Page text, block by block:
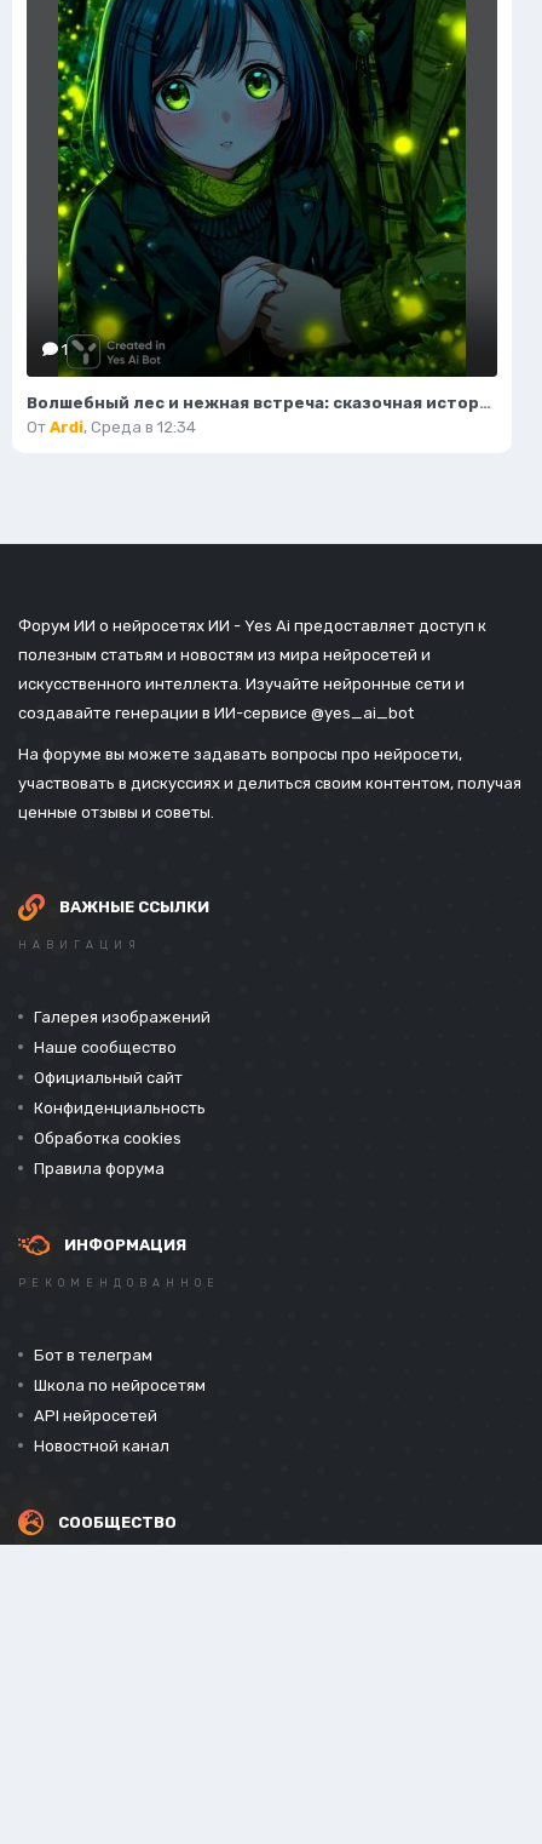
1
Волшебный лес и нежная встреча: сказочная история в стиле аниме. Нейросеть Midjourney
От Ardi, Среда в 12:34
Форум ИИ о нейросетях ИИ - Yes Ai предоставляет доступ к
полезным статьям и новостям из мира нейросетей и
искусственного интеллекта. Изучайте нейронные сети и
создавайте генерации в ИИ-сервисе @yes_ai_bot
На форуме вы можете задавать вопросы про нейросети,
участвовать в дискуссиях и делиться своим контентом, получая
ценные отзывы и советы.
ВАЖНЫЕ ССЫЛКИ
НАВИГАЦИЯ
Галерея изображений
Наше сообщество
Официальный сайт
Конфиденциальность
Обработка cookies
Правила форума
ИНФОРМАЦИЯ
РЕКОМЕНДОВАННОЕ
Бот в телеграм
Школа по нейросетям
API нейросетей
Новостной канал
СООБЩЕСТВО